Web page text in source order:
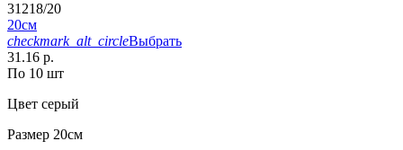
31218/20
20см
checkmark_alt_circleВыбрать
31.16 р.
По 10 шт
Цвет серый
Размер 20см